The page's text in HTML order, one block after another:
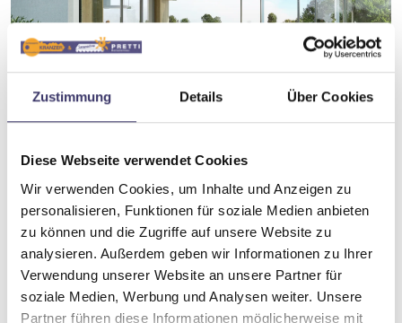
Zustimmung Details Über Cookies
Diese Webseite verwendet Cookies
Wir verwenden Cookies, um Inhalte und Anzeigen zu
personalisieren, Funktionen für soziale Medien anbieten
zu können und die Zugriffe auf unsere Website zu
analysieren. Außerdem geben wir Informationen zu Ihrer
Verwendung unserer Website an unsere Partner für
soziale Medien, Werbung und Analysen weiter. Unsere
Partner führen diese Informationen möglicherweise mit